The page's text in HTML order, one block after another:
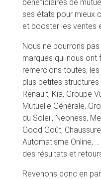
bénéficiaires de
ses états pour mieux
et booster les ventes
Nous ne pourrons
marques qui nous
remercions toutes,
plus petites structures
Renault, Kia, Groupe
Mutuelle Générale,
du Soleil, Neoness,
Good Goût,
Automatisme Online,
des résultats et
Revenons donc en